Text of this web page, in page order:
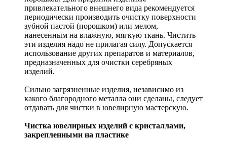
привлекательного внешнего вида рекомендуется
периодически производить очистку поверхности
зубной пастой (порошком) или мелом,
нанесенным на влажную, мягкую ткань. Чистить
эти изделия надо не прилагая силу. Допускается
использование других препаратов и материалов,
предназначенных для очистки серебряных
изделий.
Сильно загрязненные изделия, независимо из
какого благородного металла они сделаны, следует
отдавать для чистки в ювелирную мастерскую.
Чистка ювелирных изделий с кристаллами,
закрепленными на пластике